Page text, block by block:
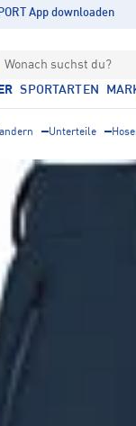
App downloaden
Wonach suchst du?
SPORTARTEN
Unterteile